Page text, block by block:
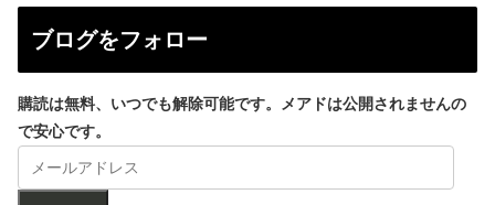
ブログをフォロー
購読は無料、いつでも解除可能です。メアドは公開されませんの
で安心です。